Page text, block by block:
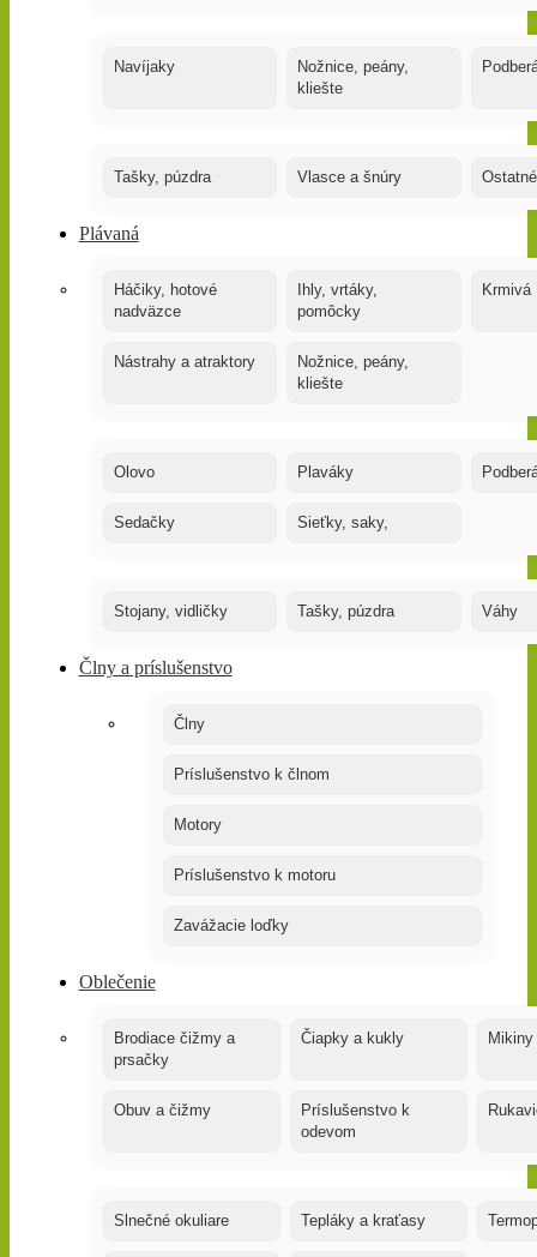
Navíjaky
Nožnice, peány,
kliešte
Tašky, púzdra Vlasce a šnúry
Plávaná
Háčiky, hotové
nadväzce
Ihly, vrtáky,
pomôcky
Krmivá
Nástrahy a atraktory
Nožnice, peány,
kliešte
Olovo Plaváky
Sedačky Sieťky, saky,
Stojany, vidličky Tašky, púzdra Váhy
Člny a príslušenstvo
Člny
Príslušenstvo k člnom
Motory
Príslušenstvo k motoru
Zavážacie loďky
Oblečenie
Brodiace čižmy a
prsačky
Čiapky a kukly Mikiny
Obuv a čižmy
Príslušenstvo k
odevom
Slnečné okuliare Tepláky a kraťasy